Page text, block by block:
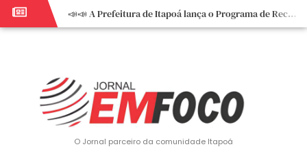
📣📣 A Prefeitura de Itapoá lança o Programa de Recuperação Fiscal (REFIS).
📢 Empreendedor do turismo, esta oportunidade é para você! Itapoá – SC.
O Jornal parceiro da comunidade Itapoá